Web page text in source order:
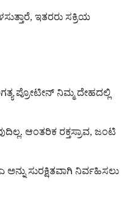
ಇತರರು ಸಕ್ರಿಯ
ಪ್ರೋಟೀನ್ ನಿಮ್ಮ ದೇಹದಲ್ಲಿ
ಆಂತರಿಕ ರಕ್ತಸ್ರಾವ, ಜಂಟಿ
ಸುರಕ್ಷಿತವಾಗಿ ನಿರ್ವಹಿಸಲು